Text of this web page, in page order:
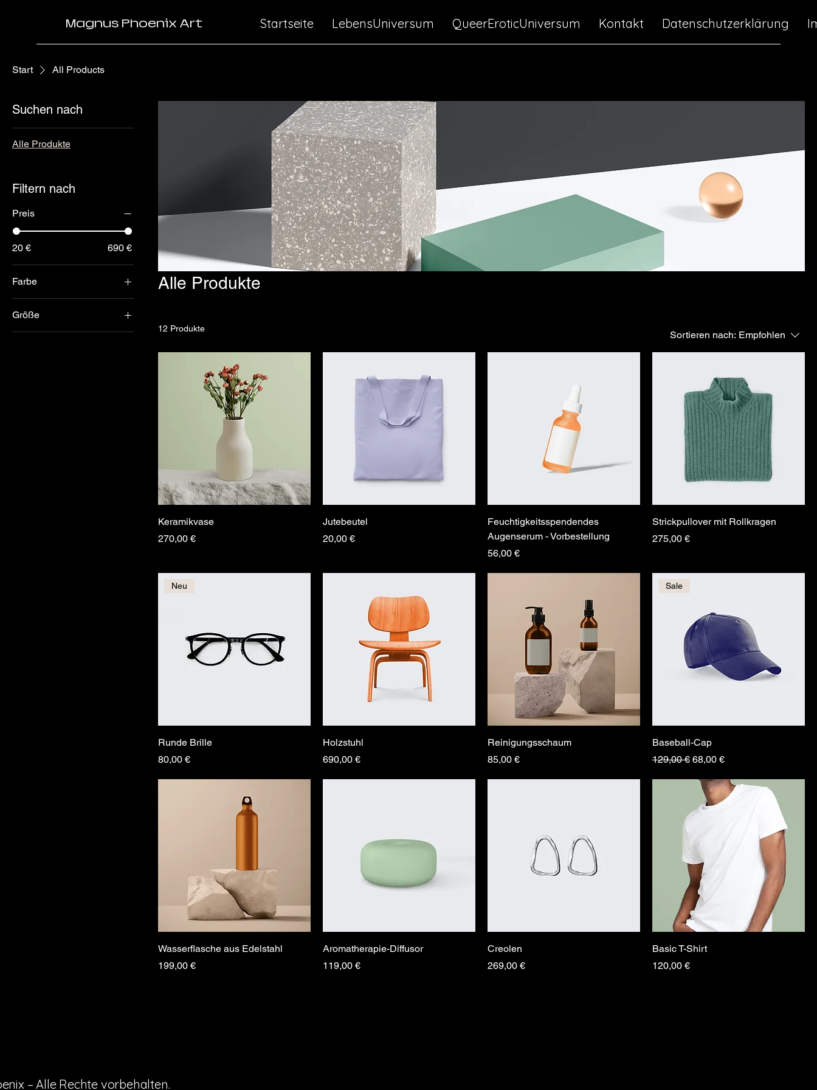
Magnus Phoenix Art Startseite LebensUniversum QueerEroticUniversum Kontakt Datenschutzerklärung
Start All Products
Suchen nach
Alle Produkte
Filtern nach
Preis
20 € 690 €
Farbe
Größe
100 ml
Alle Produkte
12 Produkte
Sortieren nach: Empfohlen
Keramikvase
Preis
270,00 €
Jutebeutel
Preis
20,00 €
Feuchtigkeitsspendendes
Augenserum - Vorbestellung
Preis
56,00 €
Strickpullover mit Rollkragen
Preis
275,00 €
Neu
Runde Brille
Preis
80,00 €
Holzstuhl
Preis
690,00 €
Reinigungsschaum
Preis
85,00 €
Sale
Baseball-Cap
Standardpreis
129,00 € Sale-Preis
68,00 €
Wasserflasche aus Edelstahl
Preis
199,00 €
Aromatherapie-Diffusor
Preis
119,00 €
Creolen
Preis
269,00 €
Basic T-Shirt
Preis
120,00 €
– Alle Rechte vorbehalten.